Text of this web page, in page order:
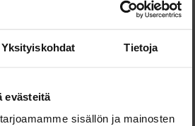
Yksityiskohdat Tietoja
evästeitä
sisällön ja mainosten
valkoinen tai musta. Voit
erikseen lamppukuvusta
on helppo asentaa joko
asennusrasiaan. Scandic-
6435200300867
9610575